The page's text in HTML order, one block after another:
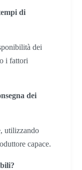
di
dei
i fattori
dei
utilizzando
capace.